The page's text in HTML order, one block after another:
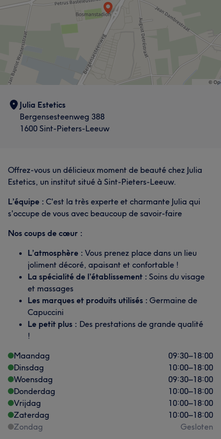
Julia Estetics
Bergensesteenweg 388
1600 Sint-Pieters-Leeuw
Offrez-vous un délicieux moment de beauté chez Julia
Estetics, un institut situé à Sint-Pieters-Leeuw.
L’équipe : C'est la très experte et charmante Julia qui
s'occupe de vous avec beaucoup de savoir-faire
Nos coups de cœur :
L’atmosphère : Vous prenez place dans un lieu
joliment décoré, apaisant et confortable !
La spécialité de l’établissement : Soins du visage
et massages
Les marques et produits utilisés : Germaine de
Capuccini
Le petit plus : Des prestations de grande qualité
!
Maandag
09:30–18:00
Dinsdag
10:00–18:00
Woensdag
09:30–18:00
Donderdag
10:00–18:00
Vrijdag
10:00–18:00
Zaterdag
10:00–18:00
Zondag
Gesloten